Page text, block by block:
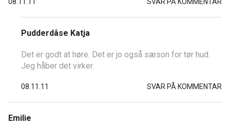
Pudderdåse Katja
Det er godt at høre. Det er jo også sæson for tør hud.
Jeg håber det virker.
08.11.11 SVAR PÅ KOMMENTAR
Emilie